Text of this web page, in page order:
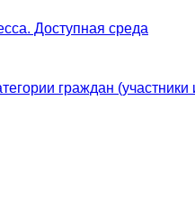
Доступная среда
граждан (участники